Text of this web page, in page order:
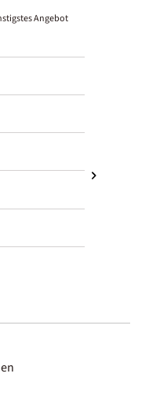
Angebot